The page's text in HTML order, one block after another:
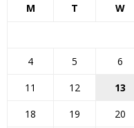
M T W
4
5 6
11
12 13
18
19 20